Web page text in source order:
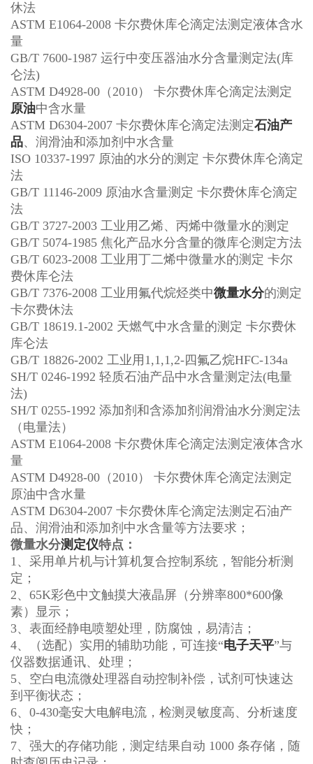
休法
ASTM E1064-2008 卡尔费休库仑滴定法测定液体含水
量
GB/T 7600-1987 运行中变压器油水分含量测定法(库
仑法)
ASTM D4928-00（2010） 卡尔费休库仑滴定法测定
原油中含水量
ASTM D6304-2007 卡尔费休库仑滴定法测定石油产
品、润滑油和添加剂中水含量
ISO 10337-1997 原油的水分的测定 卡尔费休库仑滴定
法
GB/T 11146-2009 原油水含量测定 卡尔费休库仑滴定
法
GB/T 3727-2003 工业用乙烯、丙烯中微量水的测定
GB/T 5074-1985 焦化产品水分含量的微库仑测定方法
GB/T 6023-2008 工业用丁二烯中微量水的测定 卡尔
费休库仑法
GB/T 7376-2008 工业用氟代烷烃类中微量水分的测定
卡尔费休法
GB/T 18619.1-2002 天燃气中水含量的测定 卡尔费休
库仑法
GB/T 18826-2002 工业用1,1,1,2-四氟乙烷HFC-134a
SH/T 0246-1992 轻质石油产品中水含量测定法(电量
法)
SH/T 0255-1992 添加剂和含添加剂润滑油水分测定法
（电量法）
ASTM E1064-2008 卡尔费休库仑滴定法测定液体含水
量
ASTM D4928-00（2010） 卡尔费休库仑滴定法测定
原油中含水量
ASTM D6304-2007 卡尔费休库仑滴定法测定石油产
品、润滑油和添加剂中水含量等方法要求；
微量水分测定仪特点：
1、采用单片机与计算机复合控制系统，智能分析测
定；
2、65K彩色中文触摸大液晶屏（分辨率800*600像
素）显示；
3、表面经静电喷塑处理，防腐蚀，易清洁；
4、（选配）实用的辅助功能，可连接“电子天平”与
仪器数据通讯、处理；
5、空白电流微处理器自动控制补偿，试剂可快速达
到平衡状态；
6、0-430毫安大电解电流，检测灵敏度高、分析速度
快；
7、强大的存储功能，测定结果自动 1000 条存储，随